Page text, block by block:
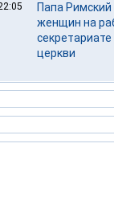
Папа
женщин на
церкви